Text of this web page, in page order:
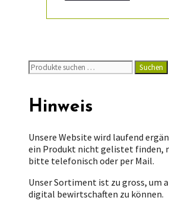
Suchen
nach:
Suchen
Hinweis
Unsere Website wird laufend
ein Produkt nicht gelistet finden,
bitte telefonisch oder per Mail.
Unser Sortiment ist zu gross, um
digital bewirtschaften zu können.